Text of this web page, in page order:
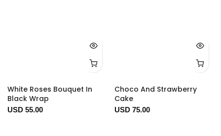
White Roses Bouquet In
Black Wrap
USD 55.00
Choco And Strawberry
Cake
USD 75.00